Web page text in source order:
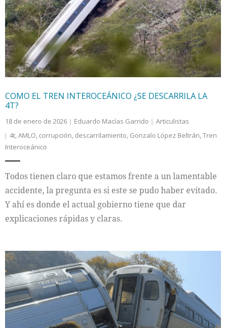
Colaboradores
Internacional
Cultura
COMO EL TREN INTEROCEÁNICO ¿SE DESCARRILA LA
4T?
18 de enero de 2026 Eduardo Macías Garrido
Articulistas
4t,AMLO, corrupción, descarrilamiento, Gonzalo López Beltrán,Tren
Interoceánico
Todos tienen claro que estamos frente a un lamentable
accidente, la pregunta es si este se pudo haber evitado.
Y ahí es donde el actual gobierno tiene que dar
explicaciones rápidas y claras.